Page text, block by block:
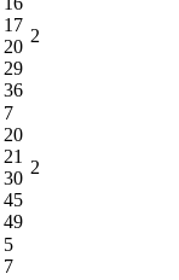
17
20
29
36
2
7
20
21
30
45
49
2
5
7